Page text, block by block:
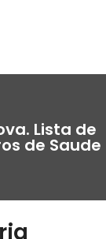
Lista de
de Saude